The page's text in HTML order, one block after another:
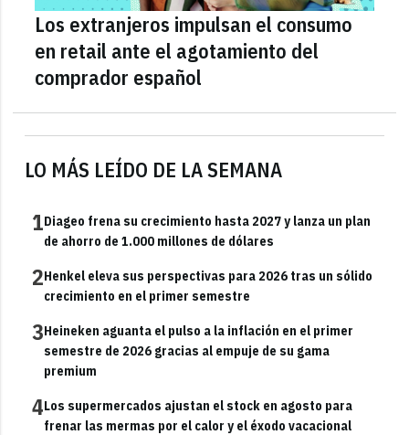
LO MÁS LEÍDO DE LA SEMANA
1Diageo frena su crecimiento hasta 2027 y lanza un plan
de ahorro de 1.000 millones de dólares
2Henkel eleva sus perspectivas para 2026 tras un sólido
crecimiento en el primer semestre
3Heineken aguanta el pulso a la inflación en el primer
semestre de 2026 gracias al empuje de su gama
premium
4Los supermercados ajustan el stock en agosto para
frenar las mermas por el calor y el éxodo vacacional
Los extranjeros impulsan el consumo
en retail ante el agotamiento del
comprador español